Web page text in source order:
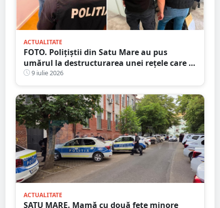
ACTUALITATE
FOTO. Polițiștii din Satu Mare au pus
umărul la destructurarea unei rețele care a
dat țepe de peste 1,3 milioane de euro
9 iulie 2026
ACTUALITATE
SATU MARE. Mamă cu două fete minore